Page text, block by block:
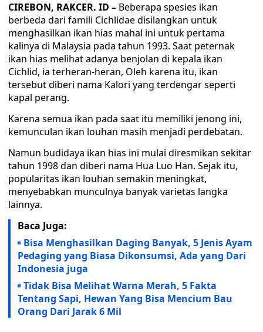
CIREBON, RAKCER. ID – Beberapa spesies ikan
berbeda dari famili Cichlidae disilangkan untuk
menghasilkan ikan hias mahal ini untuk pertama
kalinya di Malaysia pada tahun 1993. Saat peternak
ikan hias melihat adanya benjolan di kepala ikan
Cichlid, ia terheran-heran, Oleh karena itu, ikan
tersebut diberi nama Kalori yang terdengar seperti
kapal perang.
Karena semua ikan pada saat itu memiliki jenong ini,
kemunculan ikan louhan masih menjadi perdebatan.
Namun budidaya ikan hias ini mulai diresmikan sekitar
tahun 1998 dan diberi nama Hua Luo Han. Sejak itu,
popularitas ikan louhan semakin meningkat,
menyebabkan munculnya banyak varietas langka
lainnya.
Baca Juga:
Bisa Menghasilkan Daging Banyak, 5 Jenis Ayam
Pedaging yang Biasa Dikonsumsi, Ada yang Dari
Indonesia juga
Tidak Bisa Melihat Warna Merah, 5 Fakta
Tentang Sapi, Hewan Yang Bisa Mencium Bau
Orang Dari Jarak 6 Mil